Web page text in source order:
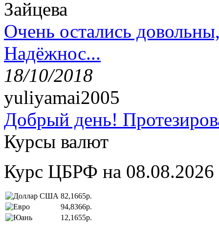
Зайцева
Очень остались
Надёжнос...
18/10/2018
yuliyamai2005
Добрый день!
Курсы валют
Курс ЦБРФ на 08.08.2026
82,1665р.
94,8366р.
12,1655р.